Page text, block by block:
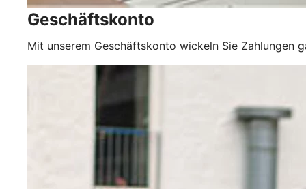
Geschäftskonto
Mit unserem Geschäftskonto wickeln Sie Zahlungen